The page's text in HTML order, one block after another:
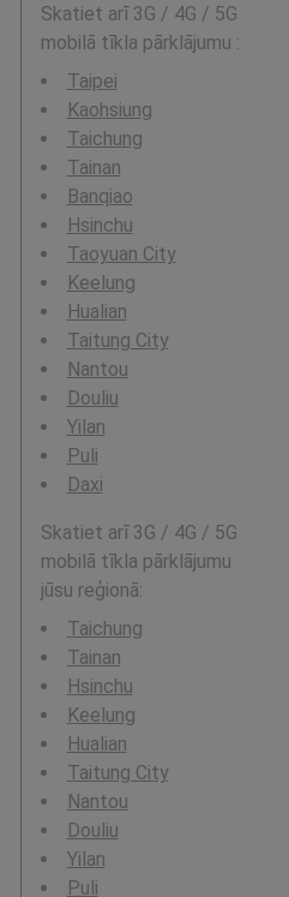
Skatiet arī 3G / 4G / 5G
mobilā tīkla pārklājumu :
Taipei
Kaohsiung
Taichung
Tainan
Banqiao
Hsinchu
Taoyuan City
Keelung
Hualian
Taitung City
Nantou
Douliu
Yilan
Puli
Daxi
Skatiet arī 3G / 4G / 5G
mobilā tīkla pārklājumu
jūsu reģionā:
Taichung
Tainan
Hsinchu
Keelung
Hualian
Taitung City
Nantou
Douliu
Yilan
Puli